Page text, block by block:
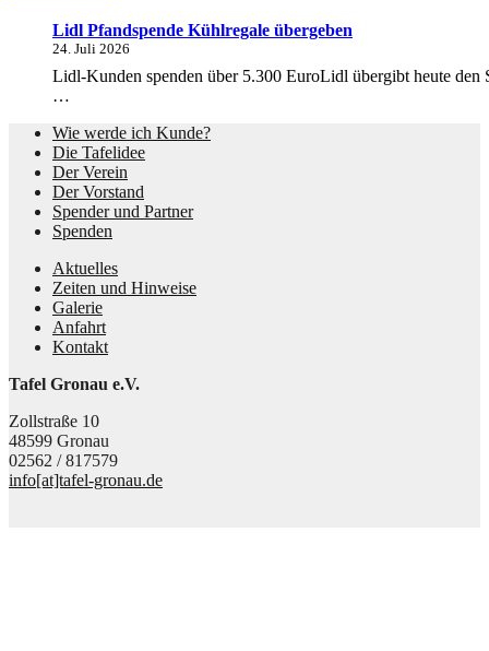
Lidl Pfandspende Kühlregale übergeben
24. Juli 2026
Lidl-Kunden spenden über 5.300 EuroLidl übergibt heute
…
Wie werde ich Kunde?
Die Tafelidee
Der Verein
Der Vorstand
Spender und Partner
Spenden
Aktuelles
Zeiten und Hinweise
Galerie
Anfahrt
Kontakt
Tafel Gronau e.V.
Zollstraße 10
48599 Gronau
02562 / 817579
info[at]tafel-gronau.de